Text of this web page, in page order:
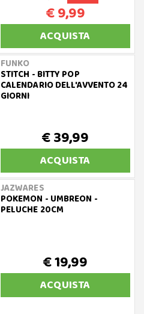
€ 9,99
ACQUISTA
FUNKO
STITCH - BITTY POP
CALENDARIO DELL'AVVENTO 24
GIORNI
€ 39,99
ACQUISTA
JAZWARES
POKEMON - UMBREON -
PELUCHE 20CM
€ 19,99
ACQUISTA